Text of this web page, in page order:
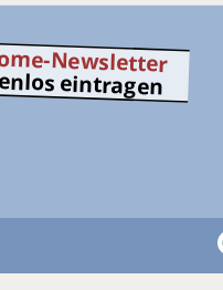
Newsletter
eintragen
S